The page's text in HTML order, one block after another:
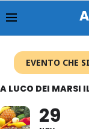
EVENTO CHE
A LUCO DEI MARSI
29